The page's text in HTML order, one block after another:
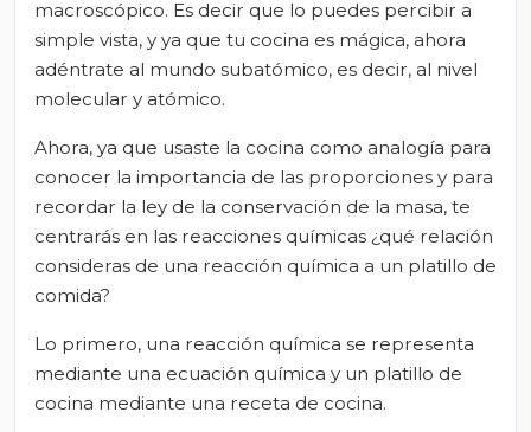
macroscópico. Es decir que lo puedes percibir a
simple vista, y ya que tu cocina es mágica, ahora
adéntrate al mundo subatómico, es decir, al nivel
molecular y atómico.
Ahora, ya que usaste la cocina como analogía para
conocer la importancia de las proporciones y para
recordar la ley de la conservación de la masa, te
centrarás en las reacciones químicas ¿qué relación
consideras de una reacción química a un platillo de
comida?
Lo primero, una reacción química se representa
mediante una ecuación química y un platillo de
cocina mediante una receta de cocina.